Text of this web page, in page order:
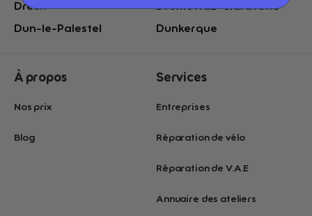
Dreux
Drumettaz-Clarafond
Dun-le-Palestel
Dunkerque
À propos
Nos prix
Blog
Services
Entreprises
Réparation de vélo
Réparation de V.A.E
Annuaire des ateliers